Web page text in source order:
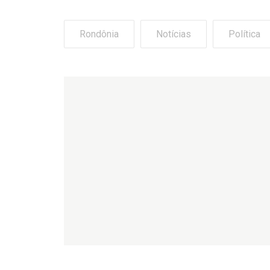
Rondônia Notícias Política